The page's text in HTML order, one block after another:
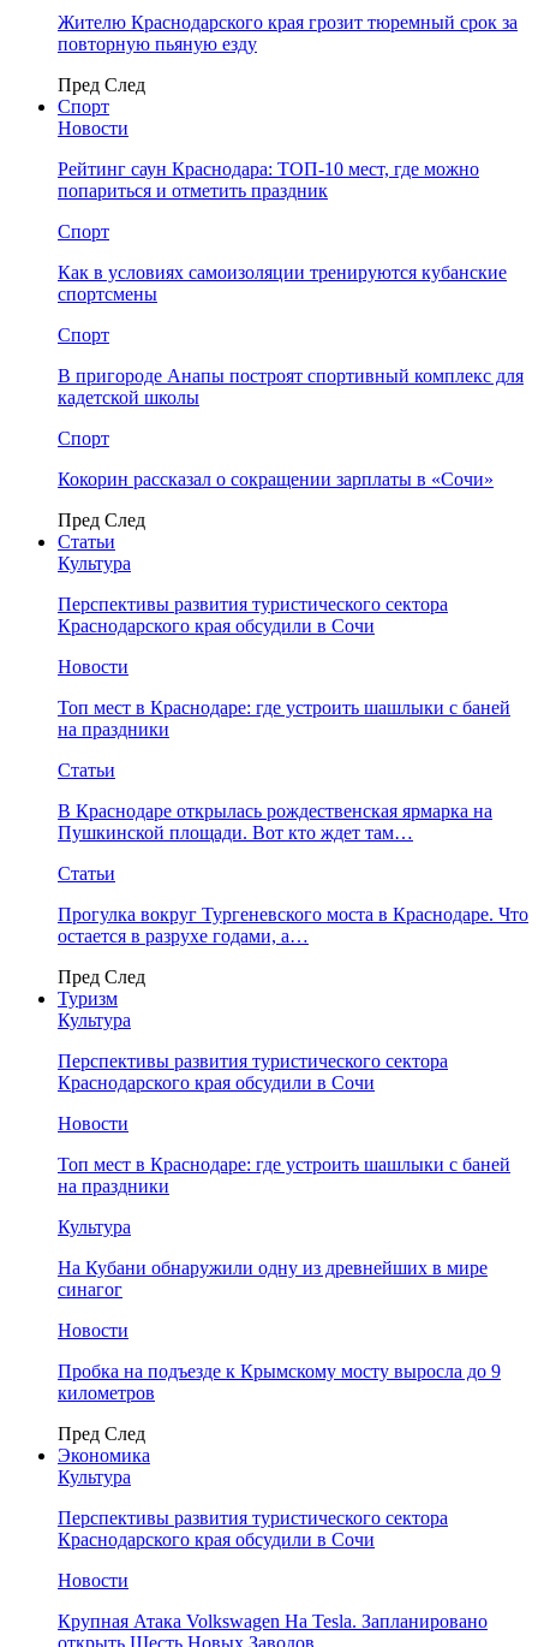
Жителю Краснодарского края грозит тюремный срок за
повторную пьяную езду
Пред След
Спорт
Новости
Рейтинг саун Краснодара: ТОП-10 мест, где можно
попариться и отметить праздник
Спорт
Как в условиях самоизоляции тренируются кубанские
спортсмены
Спорт
В пригороде Анапы построят спортивный комплекс для
кадетской школы
Спорт
Кокорин рассказал о сокращении зарплаты в «Сочи»
Пред След
Статьи
Культура
Перспективы развития туристического сектора
Краснодарского края обсудили в Сочи
Новости
Топ мест в Краснодаре: где устроить шашлыки с баней
на праздники
Статьи
В Краснодаре открылась рождественская ярмарка на
Пушкинской площади. Вот кто ждет там…
Статьи
Прогулка вокруг Тургеневского моста в Краснодаре. Что
остается в разрухе годами, а…
Пред След
Туризм
Культура
Перспективы развития туристического сектора
Краснодарского края обсудили в Сочи
Новости
Топ мест в Краснодаре: где устроить шашлыки с баней
на праздники
Культура
На Кубани обнаружили одну из древнейших в мире
синагог
Новости
Пробка на подъезде к Крымскому мосту выросла до 9
километров
Пред След
Экономика
Культура
Перспективы развития туристического сектора
Краснодарского края обсудили в Сочи
Новости
Крупная Атака Volkswagen На Tesla. Запланировано
открыть Шесть Новых Заводов